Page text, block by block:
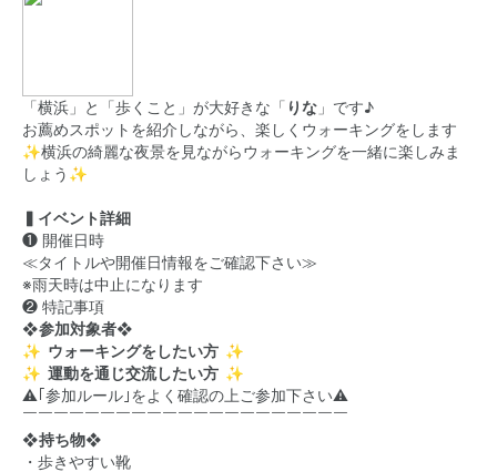
「横浜」と「歩くこと」が大好きな「 りな 」です♪
お薦めスポットを紹介しながら、楽しくウォーキングをします
✨横浜の綺麗な夜景を見ながらウォーキングを一緒に楽しみま
しょう✨
▍イベント詳細
❶ 開催日時
≪タイトルや開催日情報をご確認下さい≫
※雨天時は中止になります
❷ 特記事項
❖参加対象者❖
✨ ウォーキングをしたい方 ✨
✨ 運動を通じ交流したい方 ✨
⚠️｢参加ルール｣をよく確認の上ご参加下さい⚠️
￣￣￣￣￣￣￣￣￣￣￣￣￣￣￣￣￣￣￣￣￣
❖持ち物❖
・歩きやすい靴